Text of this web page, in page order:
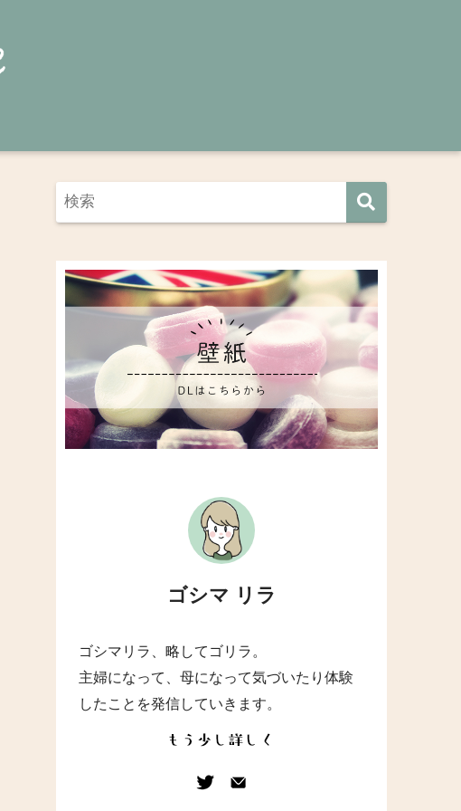
ゴシマ リラ
ゴシマリラ、略してゴリラ。
主婦になって、母になって気づいたり体験
したことを発信していきます。